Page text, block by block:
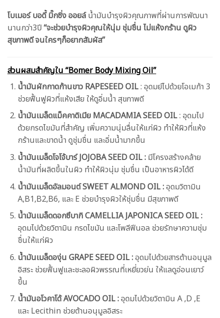
โบเมอร์ บอดี้ มิ๊กซิ่ง ออยล์น้ำมันบำรุงผิวคุณภาพที่ผ่านการพัฒนา
นานกว่า3ปี “จะช่วยบำรุงผิวคุณให้นุ่ม ชุ่มชื่น ไม่แห้งกร้าน ดูผิว
สุขภาพดี จนใครๆก็อยากสัมผัส”
ส่วนผสมสำคัญใน “Bomer Body Mixing Oil”
น้ำมันผักกาดก้านขาว RAPESEED OIL: อุดมย์ไปด้วยโอเมก้า 3
ช่วยฟื้นฟูผิวที่แห้งเสีย ให้ดูอิ่มน้ำ สุขภาพดี
น้ำมันเมล็ดแม็คคาดิเมีย MACADAMIA SEED OIL: อุดมไป
ด้วยกรดไขมันที่สำคัญ เพิ่มความนุ่มลื่นให้แก่ผิว ทำให้ผิวที่แห้ง
กร้านและขาดน้ำ ดูชุ่มชื่น และอิ่มน้ำมากขึ้น
น้ำมันเมล็ดโจโจ้บาร์ JOJOBA SEED OIL : มีโครงสร้างคล้าย
น้ำมันที่ผลิตขึ้นในผิว ทำให้ผิวนุ่ม ชุ่มชื่น เป็นอาหารผิวได้ดี
น้ำมันเมล็ดอัลมอนต์ SWEET ALMOND OIL :อุดมวิตามิน
A,B1,B2,B6, และ E ช่วยบำรุงผิวให้ชุ่มชื่น มีสุขภาพดี
น้ำมันเมล็ดดอกซึบากิ CAMELLIA JAPONICA SEED OIL :
อุดมไปด้วยวิตามิน กรดไขมัน และโพลีฟีนอล ช่วยรักษาความชุ่ม
ชื่นให้แก่ผิว
น้ำมันเมล็ดองุ่น GRAPE SEED OIL :อุดมไปด้วยสารต้านอนุมูล
อิสระ ช่วยฟื้นฟูและชะลอผิวพรรณที่เหยี่ยวย่น ให้แลดูอ่อนเยาว์
ขึ้น
น้ำมันอโวคาโด้ AVOCADO OIL :อุดมไปด้วยวิตามิน A ,D ,E
และ Lecithin ช่วยต้านอนุมูลอิสระ